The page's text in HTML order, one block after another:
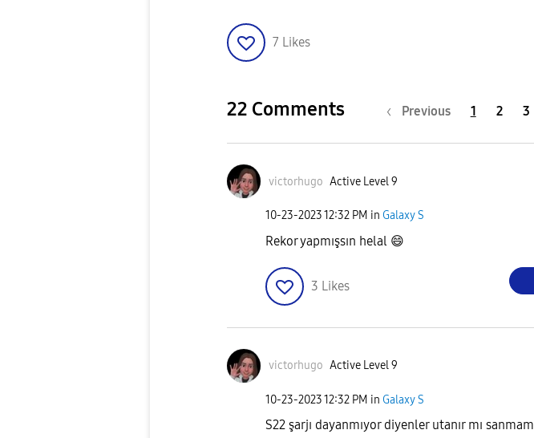
7 Likes
22 Comments Previous 1 2 3
victorhugo Active Level 9
‎10-23-202312:32 PM in Galaxy S
Rekor yapmışsın helal 😄
3 Likes
victorhugo Active Level 9
‎10-23-202312:32 PM in Galaxy S
S22 şarjı dayanmıyor diyenler utanır mı sanmam